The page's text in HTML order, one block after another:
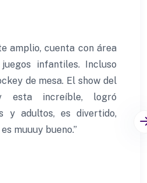
amplio, cuenta con área
infantiles. Incluso
de mesa. El show del
esta increíble, logró
y adultos, es divertido,
muuuy bueno.”